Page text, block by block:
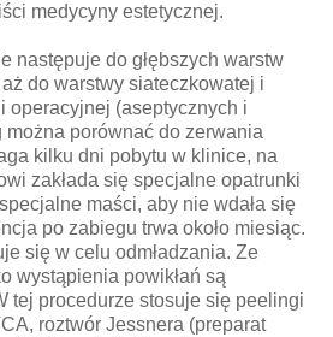
medycyny estetycznej.
następuje do głębszych warstw
do warstwy siateczkowatej i
operacyjnej (aseptycznych i
można porównać do zerwania
kilku dni pobytu w klinice, na
zakłada się specjalne opatrunki
maści, aby nie wdała się
po zabiegu trwa około miesiąc.
się w celu odmładzania. Ze
wystąpienia powikłań są
tej procedurze stosuje się peelingi
roztwór Jessnera (preparat